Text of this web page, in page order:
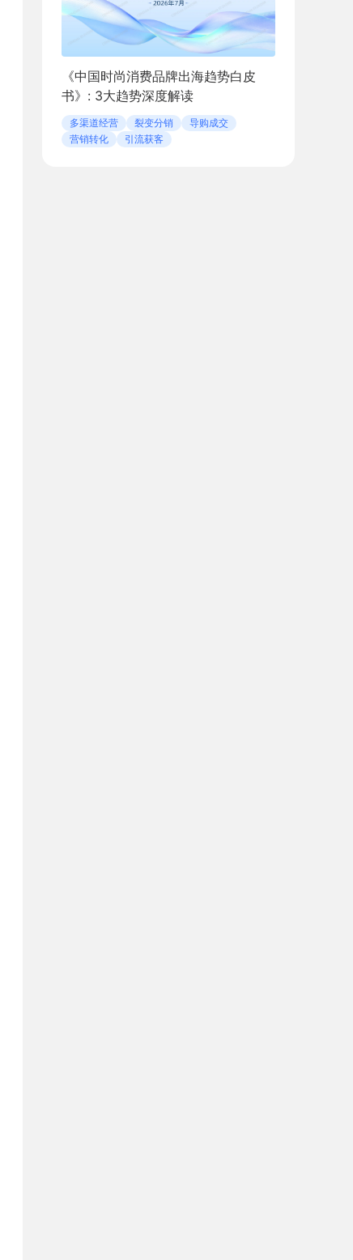
《中国时尚消费品牌出海趋势白皮
书》: 3大趋势深度解读
多渠道经营 裂变分销
导购成交
营销转化
引流获客